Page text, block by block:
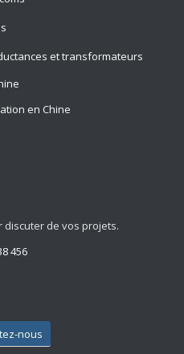
et transformateurs
en Chine
de vos projets.
456
nous